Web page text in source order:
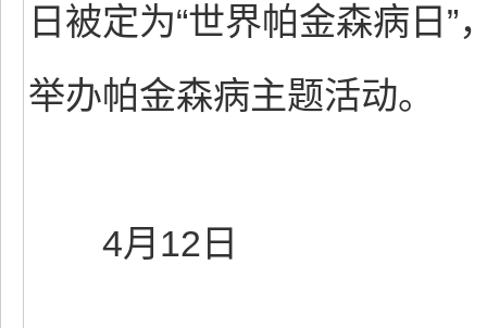
日被定为“世界帕金森病日
举办帕金森病主题活动。
4月12日